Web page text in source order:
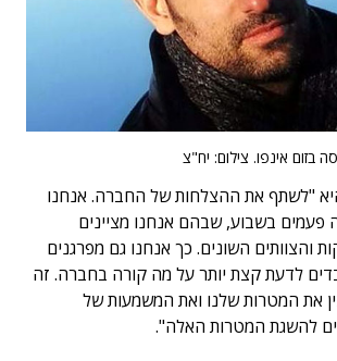
בזום אינפו. צילום: יח"צ
"לשתף את ההצלחות של החברה. אנחנו
פעמים בשבוע, שבהם אנחנו מציינים
והצוותים השונים. כך אנחנו גם מפרגנים
לדעת קצת יותר על מה קורה בחברה. זה
את המטרות שלנו ואת המשמעות של
להשגת המטרות האלה".